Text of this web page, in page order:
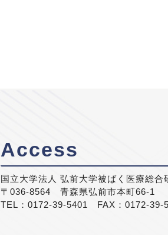
Access
国立大学法人 弘前大学被ばく医療総合
〒036-8564 青森県弘前市本町66-1
TEL：0172-39-5401 FAX：0172-39-